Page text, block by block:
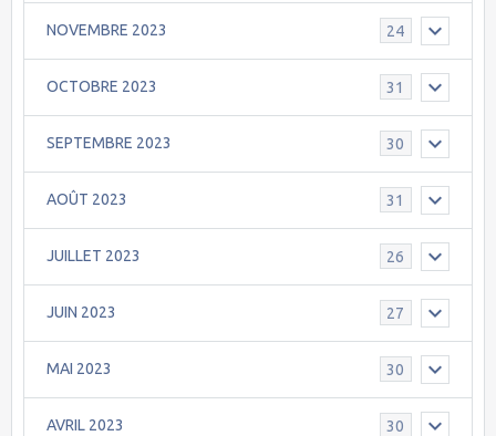
NOVEMBRE 2023 24
OCTOBRE 2023 31
SEPTEMBRE 2023 30
AOÛT 2023 31
JUILLET 2023 26
JUIN 2023 27
MAI 2023 30
AVRIL 2023 30